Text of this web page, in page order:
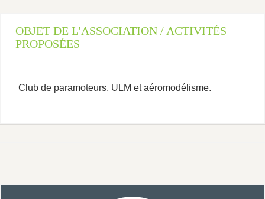
OBJET DE L'ASSOCIATION / ACTIVITÉS
PROPOSÉES
Club de paramoteurs, ULM et aéromodélisme.